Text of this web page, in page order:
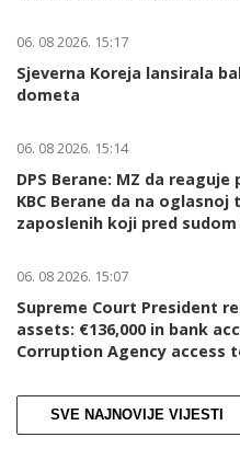
06. 08 2026. 15:17
Sjeverna Koreja lansirala
dometa
06. 08 2026. 15:14
DPS Berane: MZ da
KBC Berane da na
zaposlenih koji pred
06. 08 2026. 15:07
Supreme Court President
assets: €136,000 in bank
Corruption Agency access
SVE NAJNOVIJE VIJESTI